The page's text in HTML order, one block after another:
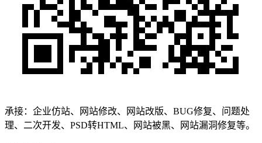
承接：企业仿站、网站修改、网站改版、BUG修复、问题处
理、二次开发、PSD转HTML、网站被黑、网站漏洞修复等。